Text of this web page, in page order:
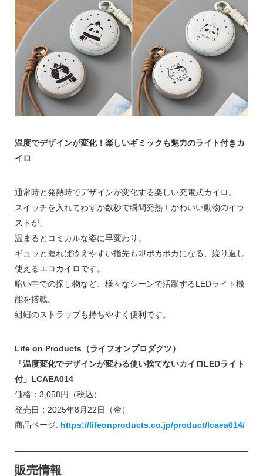
温度でデザインが変化！楽しいギミックも魅力のライト付きカ
イロ
通常時と発熱時でデザインが変化する楽しい充電式カイロ。
スイッチを入れてわずか数秒で瞬間発熱！かわいい動物のイラ
ストが、
温まるとコミカルな姿に早変わり。
ギュッと握れば冷えやすい指先も即ポカポカになる、繰り返し
使えるエコカイロです。
暗い中での探し物など、様々なシーンで活躍するLEDライト機
能を搭載。
組紐のストラップも持ちやすく便利です。
Life on Products（ライフオンプロダクツ）
「温度変化でデザインが変わる使い捨てないカイロLEDライト
付」LCAEA014
価格：3,058円（税込）
発売日：2025年8月22日（金）
商品ページ: https://lifeonproducts.co.jp/product/lcaea014/
販売情報